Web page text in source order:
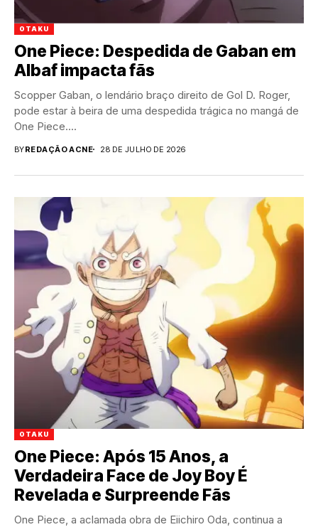
OTAKU
One Piece: Despedida de Gaban em
Albaf impacta fãs
Scopper Gaban, o lendário braço direito de Gol D. Roger,
pode estar à beira de uma despedida trágica no mangá de
One Piece....
BYREDAÇÃO ACNE 28 DE JULHO DE 2026
OTAKU
One Piece: Após 15 Anos, a
Verdadeira Face de Joy Boy É
Revelada e Surpreende Fãs
One Piece, a aclamada obra de Eiichiro Oda, continua a